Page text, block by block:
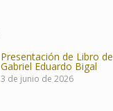
Presentación de Libro de
Gabriel Eduardo Bigal
3 de junio de 2026